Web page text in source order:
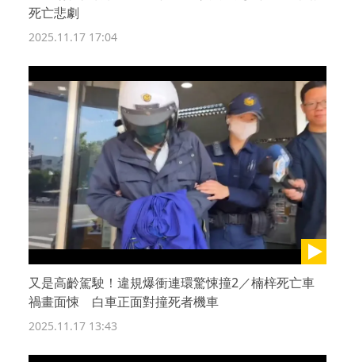
死亡悲劇
2025.11.17 17:04
又是高齡駕駛！違規爆衝連環驚悚撞2／楠梓死亡車
禍畫面悚 白車正面對撞死者機車
2025.11.17 13:43